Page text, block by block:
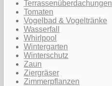
Terrassenüberdachungen
Tomaten
Vogelbad & Vogeltränke
Wasserfall
Whirlpool
Wintergarten
Winterschutz
Zaun
Ziergräser
Zimmerpflanzen